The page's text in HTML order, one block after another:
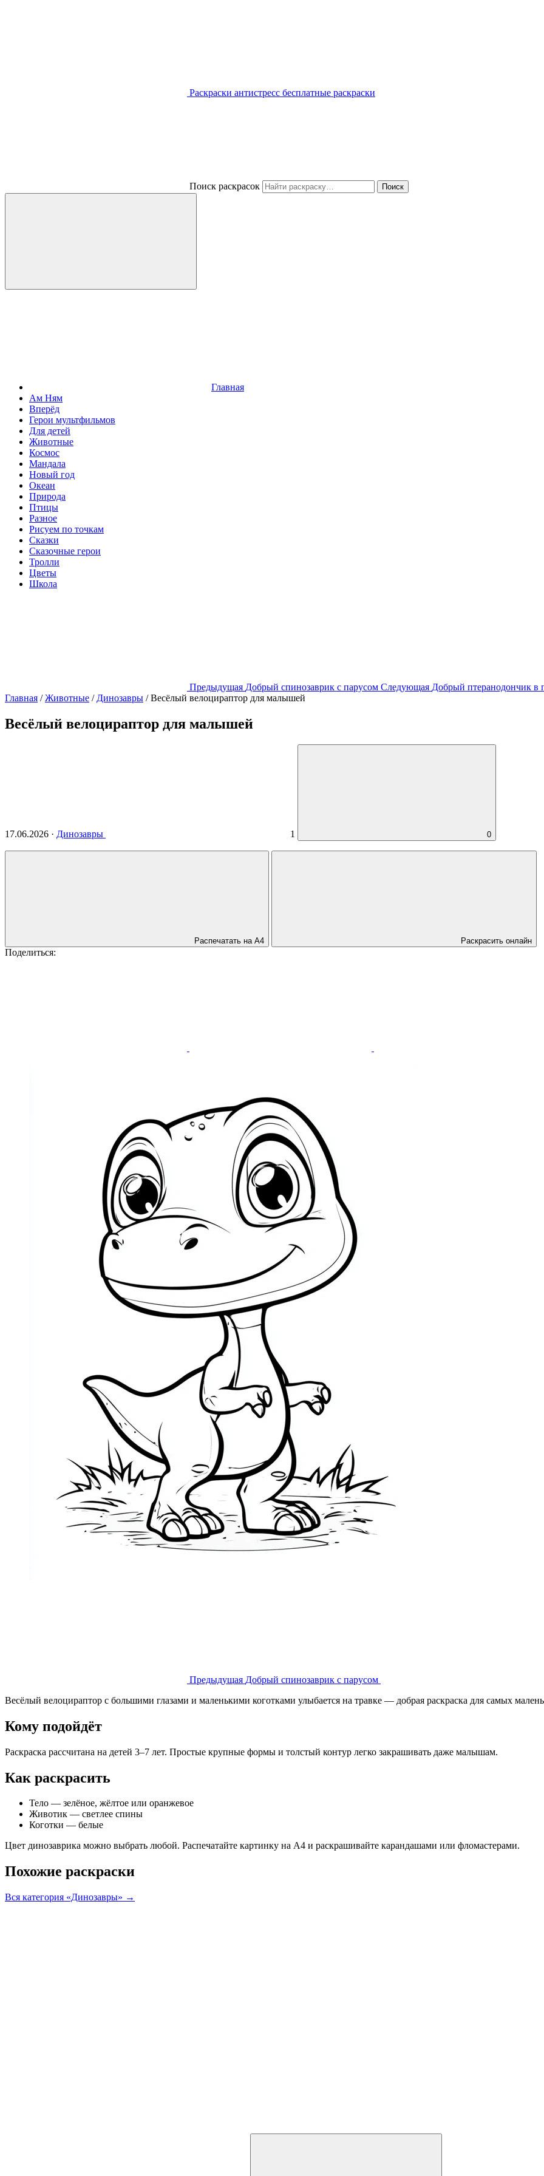
Раскраски антистресс бесплатные раскраски
Поиск раскрасок Поиск
Главная
Ам Ням
Вперёд
Герои мультфильмов
Для детей
Животные
Космос
Мандала
Новый год
Океан
Природа
Птицы
Разное
Рисуем по точкам
Сказки
Сказочные герои
Тролли
Цветы
Школа
Предыдущая Добрый спинозаврик с парусом Следующая Добрый птеранодончик в
Главная / Животные / Динозавры / Весёлый велоцираптор для малышей
Весёлый велоцираптор для малышей
17.06.2026 · Динозавры 1 0
Распечатать на А4 Раскрасить онлайн
Поделиться:
Предыдущая Добрый спинозаврик с парусом
Весёлый велоцираптор с большими глазами и маленькими коготками улыбается на травке — добрая раскраска для самых
Кому подойдёт
Раскраска рассчитана на детей 3–7 лет. Простые крупные формы и толстый контур легко закрашивать даже малышам.
Как раскрасить
Тело — зелёное, жёлтое или оранжевое
Животик — светлее спины
Коготки — белые
Цвет динозаврика можно выбрать любой. Распечатайте картинку на А4 и раскрашивайте карандашами или фломастерами.
Похожие раскраски
Вся категория «Динозавры» →